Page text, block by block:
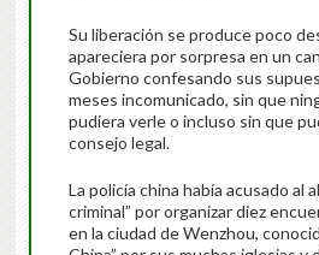
Su liberación se produce poco
apareciera por sorpresa en un
Gobierno confesando sus
meses incomunicado, sin que
pudiera verle o incluso sin que
consejo legal.
La policía china había acusado al
criminal” por organizar diez
en la ciudad de Wenzhou,